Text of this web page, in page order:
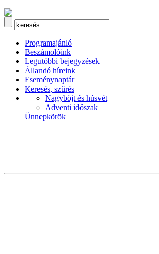
Programajánló
Beszámolóink
Legutóbbi bejegyzések
Állandó híreink
Eseménynaptár
Keresés, szűrés
Nagyböjt és húsvét
Adventi időszak
Ünnepkörök